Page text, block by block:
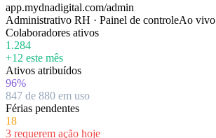
app.mydnadigital.com/admin
Administrativo RH · Painel de controleAo vivo
Colaboradores ativos
1.284
+12 este mês
Ativos atribuídos
96%
847 de 880 em uso
Férias pendentes
18
3 requerem ação hoje